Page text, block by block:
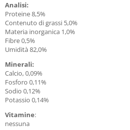
Analisi:
Proteine ​​8,5%
Contenuto di grassi 5,0%
Materia inorganica 1,0%
Fibre 0,5%
Umidità 82,0%
Minerali:
Calcio, 0,09%
Fosforo 0,11%
Sodio 0,12%
Potassio 0,14%
Vitamine:
nessuna